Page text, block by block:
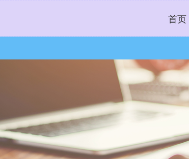
首页